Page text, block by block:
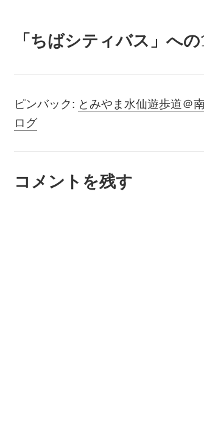
「ちばシティバス」へ
ピンバック: とみやま水仙遊歩道
ログ
コメントを残す